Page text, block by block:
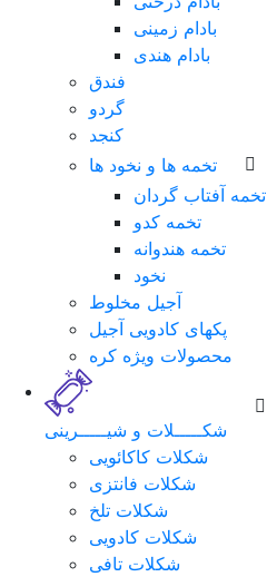
بادام زمینی
بادام هندی
فندق
گردو
کنجد
تخمه ها و نخود ها
تخمه آفتاب گردان
تخمه کدو
تخمه هندوانه
نخود
آجیل مخلوط
پکهای کادویی آجیل
محصولات ویژه کره
شکـــــلات و شیـــــرینی
شکلات کاکائویی
شکلات فانتزی
شکلات تلخ
شکلات کادویی
شکلات تافی